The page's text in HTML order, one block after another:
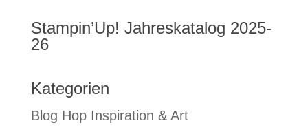
Stampin’Up! Jahreskatalog 2025-
26
Kategorien
Blog Hop Inspiration & Art